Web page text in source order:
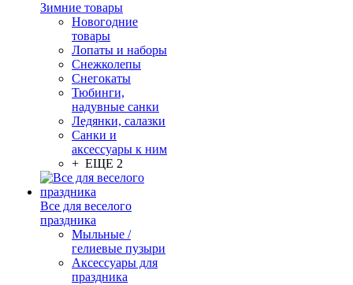
Зимние товары
Новогодние
товары
Лопаты и наборы
Снежколепы
Снегокаты
Тюбинги,
надувные санки
Ледянки, салазки
Санки и
аксессуары к ним
+ ЕЩЕ 2
Все для веселого
праздника
Мыльные /
гелиевые пузыри
Аксессуары для
праздника